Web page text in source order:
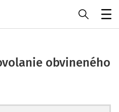
obvineného